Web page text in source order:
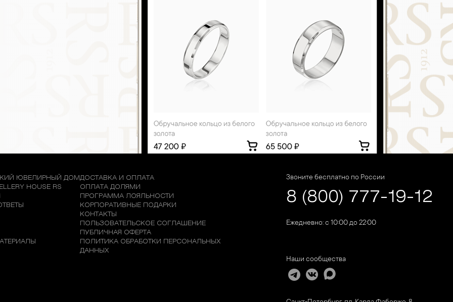
ЮВЕЛИРНЫЙ ДОМ
HOUSE RS
ДОСТАВКА И ОПЛАТА
ОПЛАТА ДОЛЯМИ
ПРОГРАММА ЛОЯЛЬНОСТИ
КОРПОРАТИВНЫЕ ПОДАРКИ
КОНТАКТЫ
ПОЛЬЗОВАТЕЛЬСКОЕ СОГЛАШЕНИЕ
ПУБЛИЧНАЯ ОФЕРТА
ПОЛИТИКА ОБРАБОТКИ ПЕРСОНАЛЬНЫХ
ДАННЫХ
Звоните бесплатно по России
8 (800) 777-19-12
Ежедневно: с 10:00 до 22:00
Наши сообщества